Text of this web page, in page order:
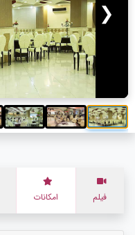
❮
فیلم امکانات